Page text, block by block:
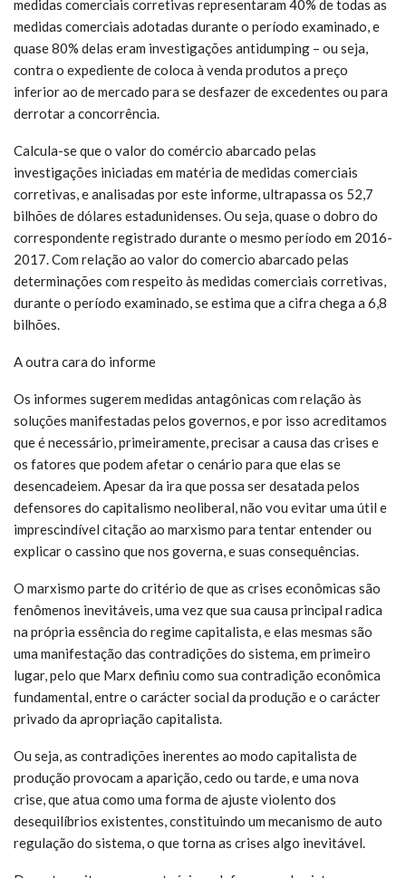
medidas comerciais corretivas representaram 40% de todas as
medidas comerciais adotadas durante o período examinado, e
quase 80% delas eram investigações antidumping – ou seja,
contra o expediente de coloca à venda produtos a preço
inferior ao de mercado para se desfazer de excedentes ou para
derrotar a concorrência.
Calcula-se que o valor do comércio abarcado pelas
investigações iniciadas em matéria de medidas comerciais
corretivas, e analisadas por este informe, ultrapassa os 52,7
bilhões de dólares estadunidenses. Ou seja, quase o dobro do
correspondente registrado durante o mesmo período em 2016-
2017. Com relação ao valor do comercio abarcado pelas
determinações com respeito às medidas comerciais corretivas,
durante o período examinado, se estima que a cifra chega a 6,8
bilhões.
A outra cara do informe
Os informes sugerem medidas antagônicas com relação às
soluções manifestadas pelos governos, e por isso acreditamos
que é necessário, primeiramente, precisar a causa das crises e
os fatores que podem afetar o cenário para que elas se
desencadeiem. Apesar da ira que possa ser desatada pelos
defensores do capitalismo neoliberal, não vou evitar uma útil e
imprescindível citação ao marxismo para tentar entender ou
explicar o cassino que nos governa, e suas consequências.
O marxismo parte do critério de que as crises econômicas são
fenômenos inevitáveis, uma vez que sua causa principal radica
na própria essência do regime capitalista, e elas mesmas são
uma manifestação das contradições do sistema, em primeiro
lugar, pelo que Marx definiu como sua contradição econômica
fundamental, entre o carácter social da produção e o carácter
privado da apropriação capitalista.
Ou seja, as contradições inerentes ao modo capitalista de
produção provocam a aparição, cedo ou tarde, e uma nova
crise, que atua como uma forma de ajuste violento dos
desequilíbrios existentes, constituindo um mecanismo de auto
regulação do sistema, o que torna as crises algo inevitável.